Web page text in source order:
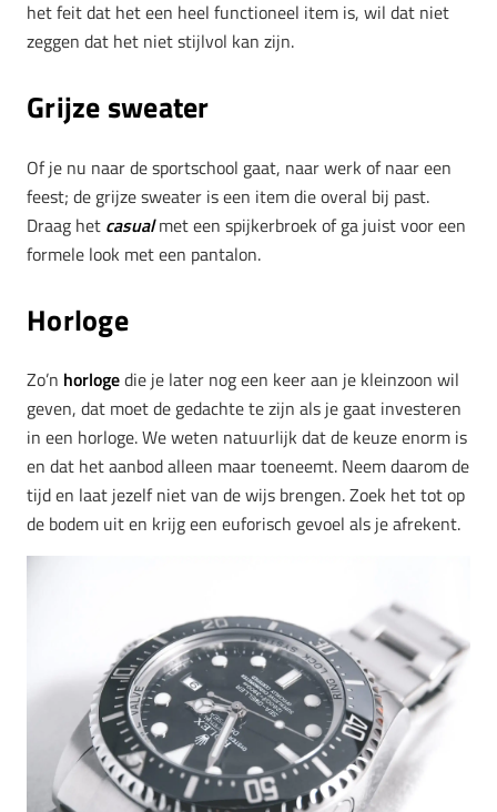
het feit dat het een heel functioneel item is, wil dat niet
zeggen dat het niet stijlvol kan zijn.
Grijze sweater
Of je nu naar de sportschool gaat, naar werk of naar een
feest; de grijze sweater is een item die overal bij past.
Draag het casualmet een spijkerbroek of ga juist voor een
formele look met een pantalon.
Horloge
Zo’n horlogedie je later nog een keer aan je kleinzoon wil
geven, dat moet de gedachte te zijn als je gaat investeren
in een horloge. We weten natuurlijk dat de keuze enorm is
en dat het aanbod alleen maar toeneemt. Neem daarom de
tijd en laat jezelf niet van de wijs brengen. Zoek het tot op
de bodem uit en krijg een euforisch gevoel als je afrekent.